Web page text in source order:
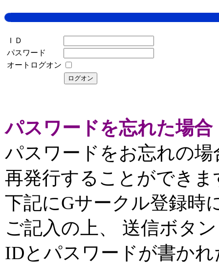
ＩＤ
パスワード
オートログオン
パスワードを忘れた場合
パスワードをお忘れの
再発行することができま
下記にGサークル登録時
ご記入の上、 送信ボタ
IDとパスワードが書か